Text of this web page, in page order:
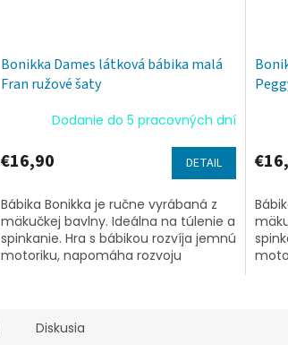
Bonikka Dames látková bábika malá
Fran ružové šaty
Dodanie do 5 pracovných dní
€16,90 DETAIL
Bábika Bonikka je ručne vyrábaná z
mäkučkej bavlny. Ideálna na túlenie a
spinkanie. Hra s bábikou rozvíja jemnú
motoriku, napomáha rozvoju
Diskusia